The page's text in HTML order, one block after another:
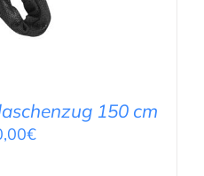
150 cm
€